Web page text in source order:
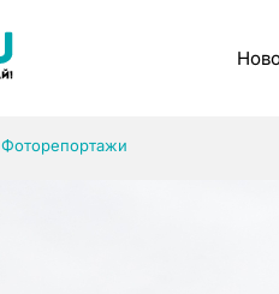
Фоторепортажи